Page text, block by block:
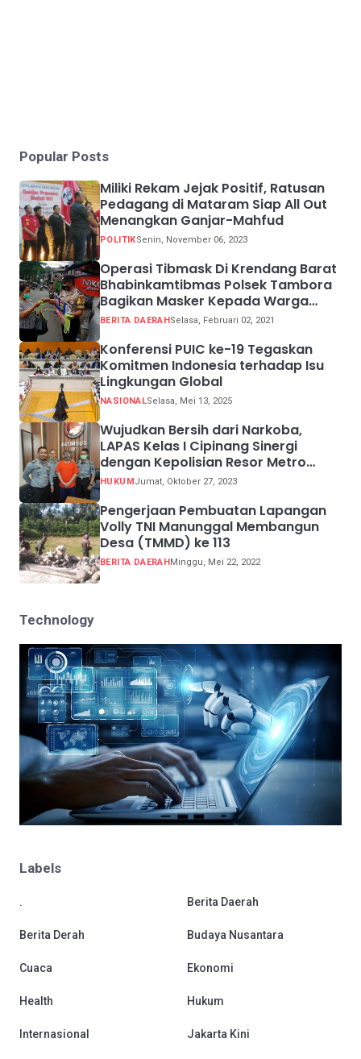
Popular Posts
Miliki Rekam Jejak Positif, Ratusan
Pedagang di Mataram Siap All Out
Menangkan Ganjar-Mahfud
POLITIKSenin, November 06, 2023
Operasi Tibmask Di Krendang Barat
Bhabinkamtibmas Polsek Tambora
Bagikan Masker Kepada Warga
Pelanggar Prokes
BERITA DAERAHSelasa, Februari 02, 2021
Konferensi PUIC ke-19 Tegaskan
Komitmen Indonesia terhadap Isu
Lingkungan Global
NASIONALSelasa, Mei 13, 2025
Wujudkan Bersih dari Narkoba,
LAPAS Kelas I Cipinang Sinergi
dengan Kepolisian Resor Metro
Jakarta Barat
HUKUMJumat, Oktober 27, 2023
Pengerjaan Pembuatan Lapangan
Volly TNI Manunggal Membangun
Desa (TMMD) ke 113
BERITA DAERAHMinggu, Mei 22, 2022
Technology
Labels
. Berita Daerah
Berita Derah Budaya Nusantara
Cuaca Ekonomi
Health Hukum
Internasional Jakarta Kini